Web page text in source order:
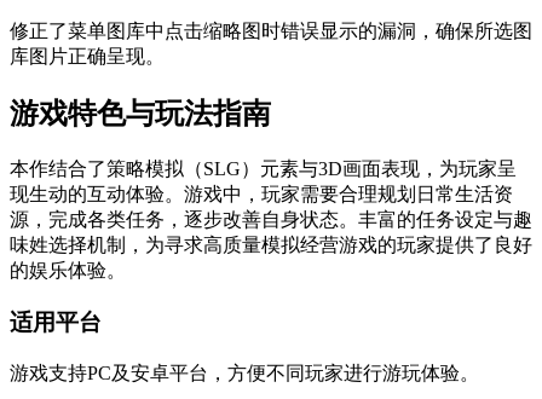
修正了菜单图库中点击缩略图时错误显示的漏洞，确保所选图
库图片正确呈现。
游戏特色与玩法指南
本作结合了策略模拟（SLG）元素与3D画面表现，为玩家呈
现生动的互动体验。游戏中，玩家需要合理规划日常生活资
源，完成各类任务，逐步改善自身状态。丰富的任务设定与趣
味姓选择机制，为寻求高质量模拟经营游戏的玩家提供了良好
的娱乐体验。
适用平台
游戏支持PC及安卓平台，方便不同玩家进行游玩体验。